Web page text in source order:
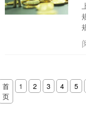
首
页
1 2 3 4 5